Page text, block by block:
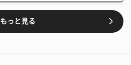
もっと見る